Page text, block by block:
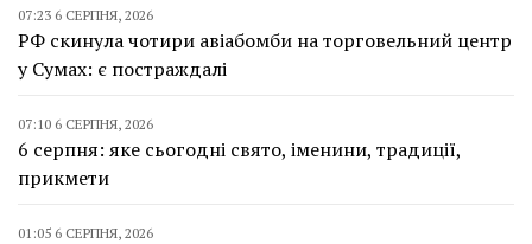
07:23 6 СЕРПНЯ, 2026
РФ скинула чотири авіабомби на торговельний центр
у Сумах: є постраждалі
07:10 6 СЕРПНЯ, 2026
6 серпня: яке сьогодні свято, іменини, традиції,
прикмети
01:05 6 СЕРПНЯ, 2026